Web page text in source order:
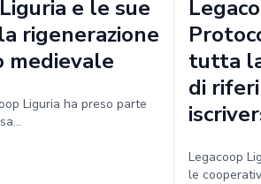
e le sue
rigenerazione
Liguria ha preso parte
tutta
di
Legacoop
le